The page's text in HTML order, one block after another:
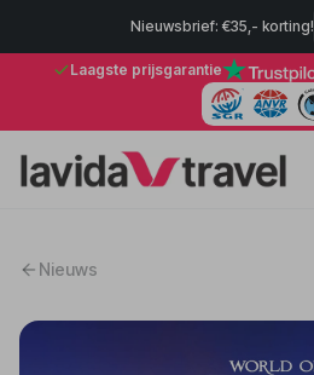
Nieuwsbrief: €35,- korting!
Laagste prijsgarantie
Nieuws